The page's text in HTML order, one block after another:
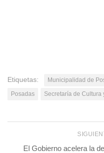
Etiquetas: Municipalidad de
Posadas
Secretaría de Cultura
El Gobierno acelera la